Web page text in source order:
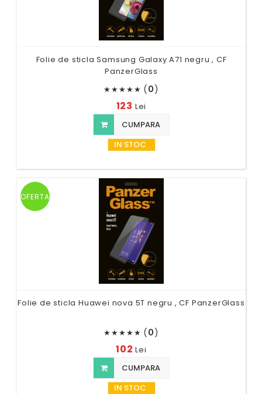
Folie de sticla Samsung Galaxy A71 negru , CF
PanzerGlass
★★★★★ (0)
123 Lei
CUMPARA
IN STOC
OFERTA
Folie de sticla Huawei nova 5T negru , CF PanzerGlass
★★★★★ (0)
102Lei
CUMPARA
IN STOC